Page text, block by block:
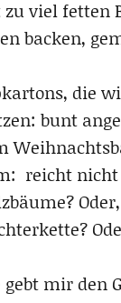
viel fetten
backen,
die
bunt
reicht
mir den